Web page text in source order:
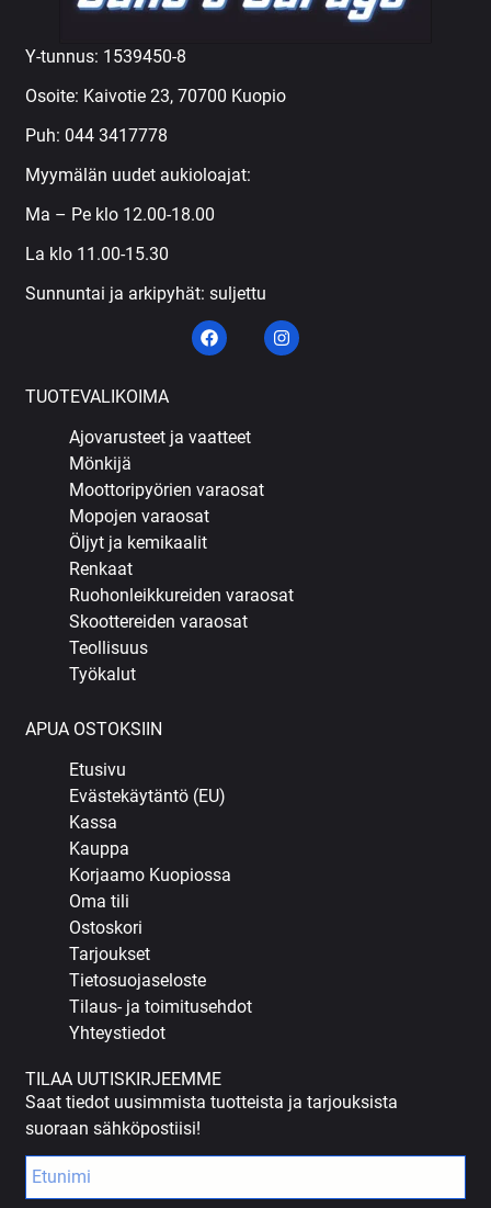
Y-tunnus: 1539450-8
Osoite: Kaivotie 23, 70700 Kuopio
Puh: 044 3417778
Myymälän uudet aukioloajat:
Ma – Pe klo 12.00-18.00
La klo 11.00-15.30
Sunnuntai ja arkipyhät: suljettu
TUOTEVALIKOIMA
Ajovarusteet ja vaatteet
Mönkijä
Moottoripyörien varaosat
Mopojen varaosat
Öljyt ja kemikaalit
Renkaat
Ruohonleikkureiden varaosat
Skoottereiden varaosat
Teollisuus
Työkalut
APUA OSTOKSIIN
Etusivu
Evästekäytäntö (EU)
Kassa
Kauppa
Korjaamo Kuopiossa
Oma tili
Ostoskori
Tarjoukset
Tietosuojaseloste
Tilaus- ja toimitusehdot
Yhteystiedot
TILAA UUTISKIRJEEMME
Saat tiedot uusimmista tuotteista ja tarjouksista
suoraan sähköpostiisi!